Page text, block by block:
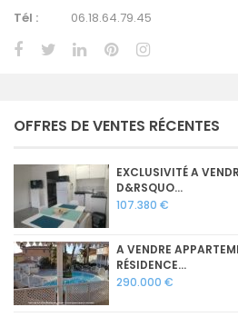
Tél :
06.18.64.79.45
OFFRES DE VENTES RÉCENTES
EXCLUSIVITÉ A
D&RSQUO...
107.380 €
A VENDRE
RÉSIDENCE...
290.000 €